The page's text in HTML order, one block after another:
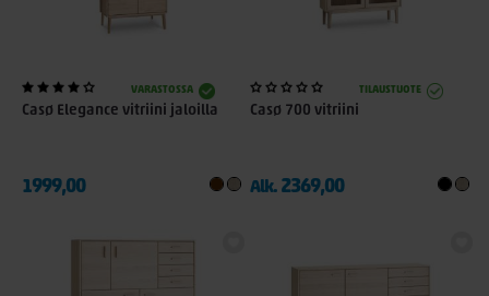
VARASTOSSA
Casø Elegance vitriini jaloilla
1999,00
TILAUSTUOTE
Casø 700 vitriini
Alk. 2369,00